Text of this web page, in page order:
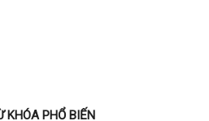
KHÓA PHỔ BIẾN